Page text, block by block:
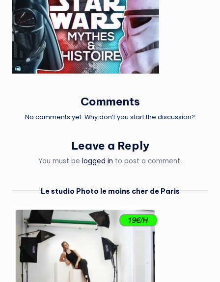
Comments
No comments yet. Why don’t you start the discussion?
Leave a Reply
You must be logged in to post a comment.
Le studio Photo le moins cher de Paris